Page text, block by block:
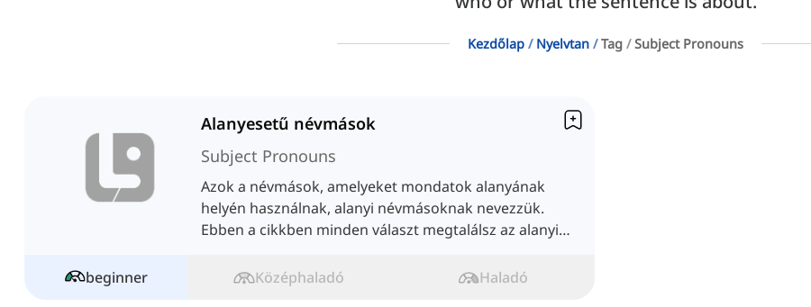
Kezdőlap Nyelvtan Tag Subject Pronouns
Alanyesetű névmások
Subject Pronouns
Azok a névmások, amelyeket mondatok alanyának
helyén használnak, alanyi névmásoknak nevezzük.
Ebben a cikkben minden választ megtalálsz az alanyi
beginner
Középhaladó Haladó